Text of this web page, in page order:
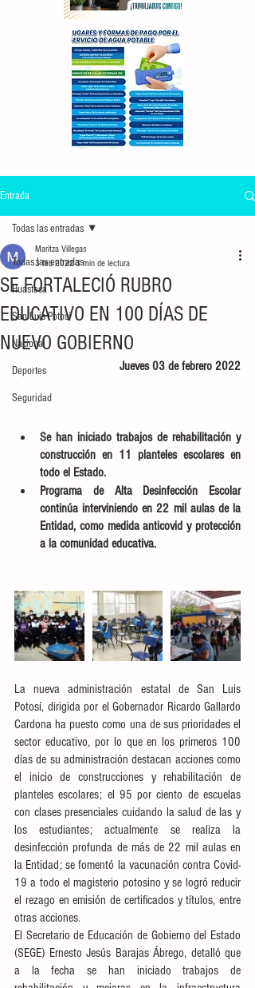
Entrada
Todas las entradas
Huasteca
San Luis Potosí
Nacional
Deportes
Seguridad
Todas las entradas
SE FORTALECIÓ RUBRO
EDUCATIVO EN 100 DÍAS DE
NUEVO GOBIERNO
Maritza Villegas
3 feb 20223 min de lectura
Jueves 03 de febrero 2022
Se han iniciado trabajos de rehabilitación y
construcción en 11 planteles escolares en
todo el Estado.
Programa de Alta Desinfección Escolar
continúa interviniendo en 22 mil aulas de la
Entidad, como medida anticovid y protección
a la comunidad educativa.
La nueva administración estatal de San Luis
Potosí, dirigida por el Gobernador Ricardo Gallardo
Cardona ha puesto como una de sus prioridades el
sector educativo, por lo que en los primeros 100
días de su administración destacan acciones como
el inicio de construcciones y rehabilitación de
planteles escolares; el 95 por ciento de escuelas
con clases presenciales cuidando la salud de las y
los estudiantes; actualmente se realiza la
desinfección profunda de más de 22 mil aulas en
la Entidad; se fomentó la vacunación contra Covid-
19 a todo el magisterio potosino y se logró reducir
el rezago en emisión de certificados y títulos, entre
otras acciones.
El Secretario de Educación de Gobierno del Estado
(SEGE) Ernesto Jesús Barajas Ábrego, detalló que
a la fecha se han iniciado trabajos de